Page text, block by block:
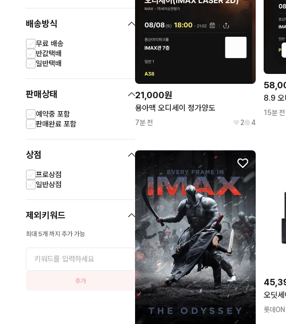
배송방식
무료 배송
반값택배
일반택배
판매상태
예약중 포함
판매완료 포함
상점
프로상점
일반상점
제외키워드
최대 5개 까지 추가 가능
추가
21,000원
용아맥 오디세이 정가양도
7분 전 2 4
15분 전
오딧
롯데ON